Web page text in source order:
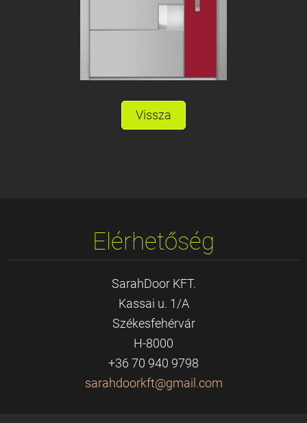
Vissza
Elérhetőség
SarahDoor KFT.
Kassai u. 1/A
Székesfehérvár
H-8000
+36 70 940 9798
sarahdoorkft@gmail.com